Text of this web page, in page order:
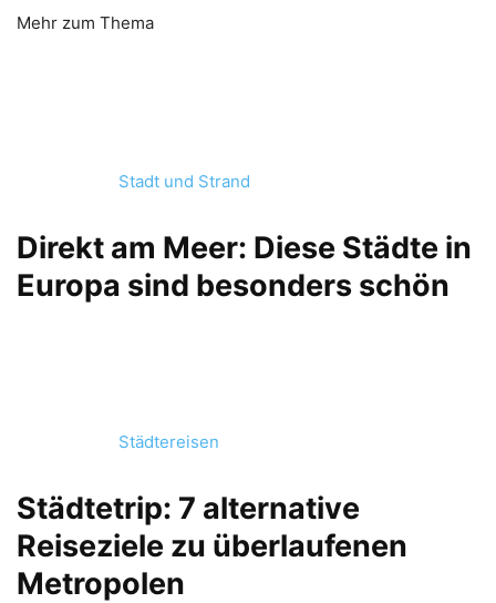
Mehr zum Thema
Stadt und Strand
Direkt am Meer: Diese Städte in
Europa sind besonders schön
Städtereisen
Städtetrip: 7 alternative
Reiseziele zu überlaufenen
Metropolen